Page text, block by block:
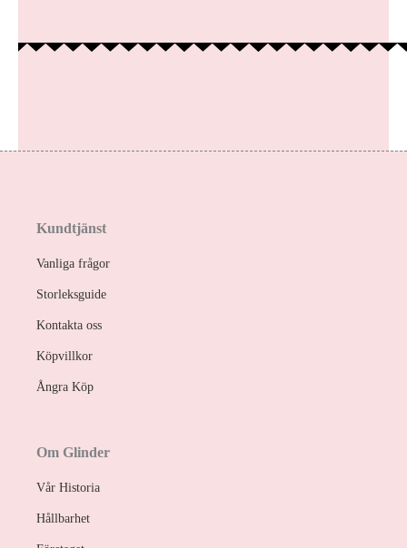
Kundtjänst
Vanliga frågor
Storleksguide
Kontakta oss
Köpvillkor
Ångra Köp
Om Glinder
Vår Historia
Hållbarhet